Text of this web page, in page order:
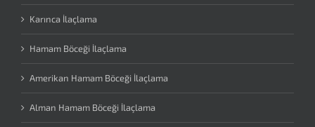
Karınca İlaçlama
Hamam Böceği İlaçlama
Amerikan Hamam Böceği İlaçlama
Alman Hamam Böceği İlaçlama